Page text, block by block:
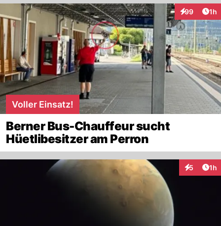
99
Interaktionen
1h
Voller Einsatz!
Berner Bus-Chauffeur sucht
Hüetlibesitzer am Perron
5 1h